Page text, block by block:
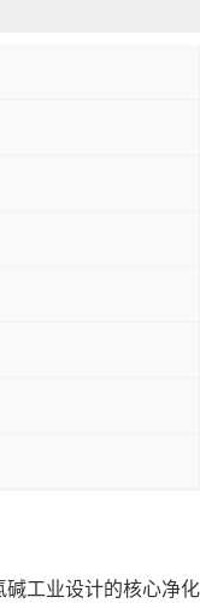
碱工业设计的核心净化